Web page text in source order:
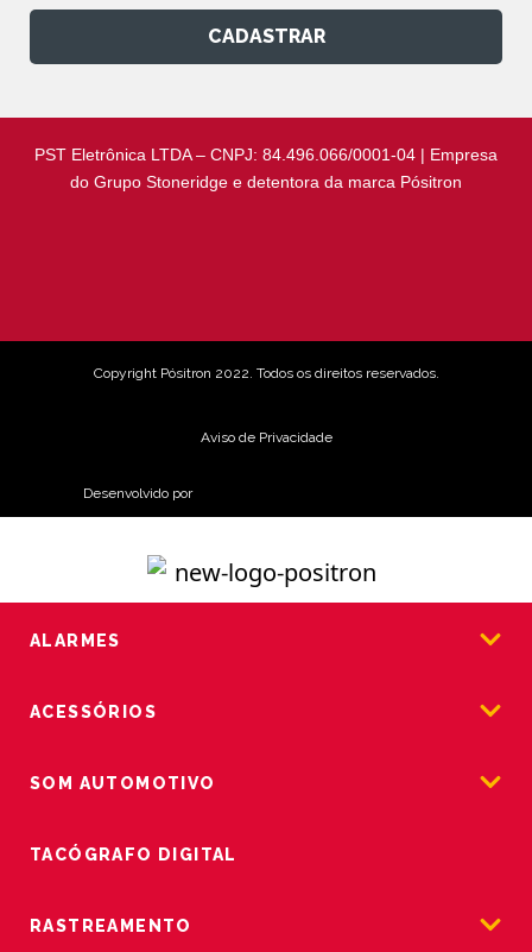
CADASTRAR
PST Eletrônica LTDA – CNPJ: 84.496.066/0001-04 | Empresa
do Grupo Stoneridge e detentora da marca Pósitron
Copyright Pósitron 2022. Todos os direitos reservados.
Aviso de Privacidade
Desenvolvido por
ALARMES
ACESSÓRIOS
SOM AUTOMOTIVO
TACÓGRAFO DIGITAL
RASTREAMENTO